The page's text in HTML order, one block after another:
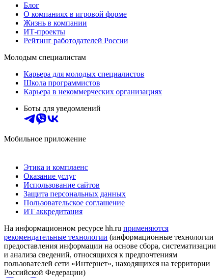
Блог
О компаниях в игровой форме
Жизнь в компании
ИТ-проекты
Рейтинг работодателей России
Молодым специалистам
Карьера для молодых специалистов
Школа программистов
Карьера в некоммерческих организациях
Боты для уведомлений
Мобильное приложение
Этика и комплаенс
Оказание услуг
Использование сайтов
Защита персональных данных
Пользовательское соглашение
ИТ аккредитация
На информационном ресурсе hh.ru применяются
рекомендательные технологии (информационные технологии
предоставления информации на основе сбора, систематизации
и анализа сведений, относящихся к предпочтениям
пользователей сети «Интернет», находящихся на территории
Российской Федерации)